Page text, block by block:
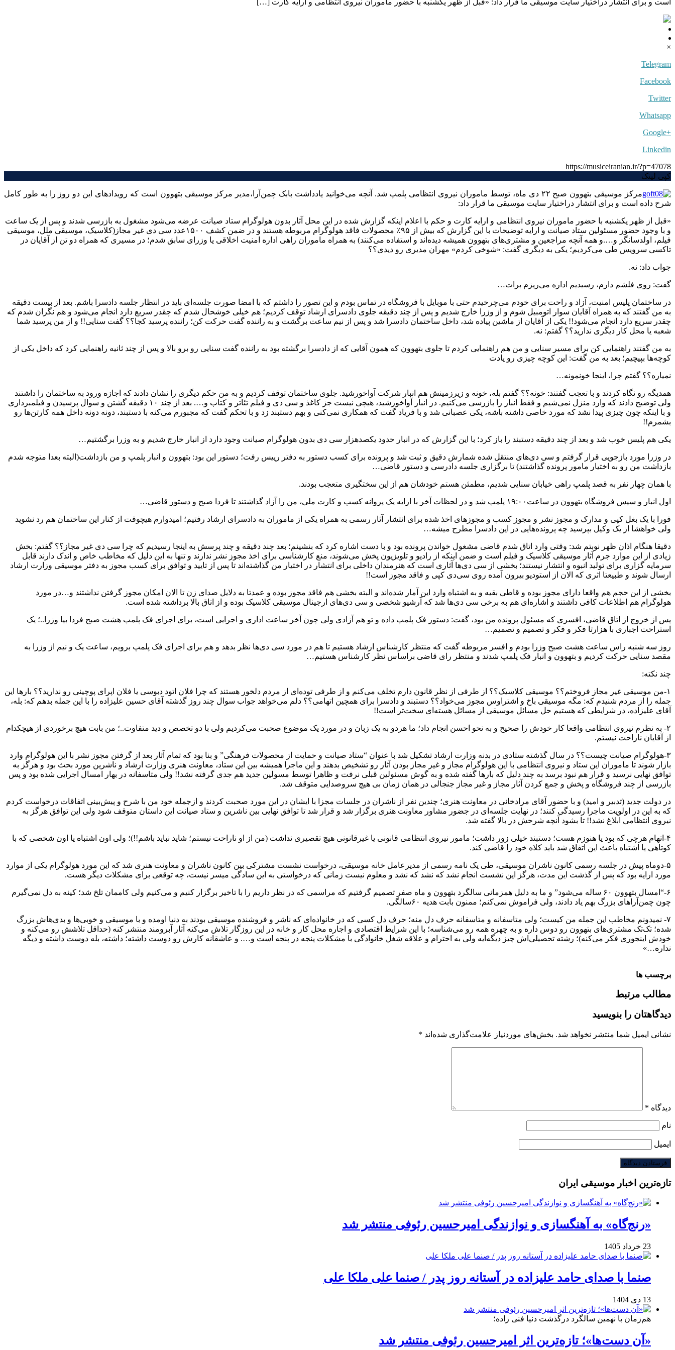
×
Telegram
Facebook
Twitter
Whatsapp
+Google
Linkedin
https://musiceiranian.ir/?p=47078
کپی لینک
مرکز موسیقی بتهوون صبح ۲۲ دی ماه، توسط ماموران نیروی انتظامی پلمپ شد. آنچه می‌خوانید یادداشت بابک چمن‌آرا،‌مدیر مرکز موسیقی بتهوون است که رویدادهای این دو روز را به طور کامل
شرح داده است و برای انتشار دراختیار سایت موسیقی ما قرار داد:
«قبل از ظهر یکشنبه با حضور ماموران نیروی انتظامی و ارایه کارت و حکم با اعلام اینکه گزارش شده در این محل آثار بدون هولوگرام ستاد صیانت عرضه می‌شود مشغول به بازرسی شدند و پس از یک ساعت
و با وجود حضور مسئولین ستاد صیانت و ارایه توضیحات با این گزارش که بیش از ۹۵٪ محصولات فاقد هولوگرام مربوطه هستند و در ضمن کشف ۱۵۰۰عدد سی دی غیر مجاز(کلاسیک، موسیقی ملل، موسیقی
فیلم، اولدسانگز و….و همه آنچه مراجعین و مشتری‌های بتهوون همیشه دیده‌اند و استفاده می‌کنند) به همراه ماموران راهی اداره امنیت اخلاقی یا وزرای سابق شدم؛ در مسیری که همراه دو تن از آقایان در
تاکسی سرویس طی می‌کردیم؛ یکی به دیگری گفت: «شوخی کردم» مهران مدیری رو دیدی؟؟
جواب داد: نه.
گفت: روی فلشم دارم، رسیدیم اداره می‌ریزم برات…
در ساختمان پلیس امنیت، آزاد و راحت برای خودم می‌چرخیدم حتی با موبایل با فروشگاه در تماس بودم و این تصور را داشتم که با امضا صورت جلسه‌ای باید در انتظار جلسه دادسرا باشم. بعد از بیست دقیقه
به من گفتند که به همراه آقایان سوار اتومبیل شوم و از وزرا خارج شدیم و پس از چند دقیقه جلوی دادسرای ارشاد توقف کردیم؛ هم خیلی خوشحال شدم که چقدر سریع دارد انجام می‌شود و هم نگران شدم که
چقدر سریع دارد انجام می‌شود!! یکی از آقایان از ماشین پیاده شد، داخل ساختمان دادسرا شد و پس از نیم ساعت برگشت و به راننده گفت حرکت کن؛ راننده پرسید کجا؟؟ گفت سنایی!! و از من پرسید شما
شعبه یا محل کار دیگری ندارید؟؟ گفتم: نه.
به من گفتند راهنمایی کن برای مسیر سنایی و من هم راهنمایی کردم تا جلوی بتهوون که همون آقایی که از دادسرا برگشته بود به راننده گفت سنایی رو برو بالا و پس از چند ثانیه راهنمایی کرد که داخل یکی از
کوچه‌ها بپیچیم؛ بعد به من گفت: این کوچه چیزی رو یادت
نمیاره؟؟ گفتم چرا، اینجا خونمونه…
همدیگه رو نگاه کردند و با تعجب گفتند: خونه؟؟ گفتم بله، خونه و زیرزمینش هم انبار شرکت آواخورشید. جلوی ساختمان توقف کردیم و به من حکم دیگری را نشان دادند که اجازه ورود به ساختمان را داشتند
ولی توضیح دادند که وارد منزل نمی‌شیم و فقط انبار را بازرسی می‌کنیم. در انبار آواخورشید، هیچی نیست جز کاغذ و سی دی و فیلم تئاتر و کتاب و…. بعد از چند ۱۰ دقیقه گشتن و سوال پرسیدن و فیلمبرداری
و با اینکه چون چیزی پیدا نشد که مورد خاصی داشته باشه، یکی عصبانی شد و با فریاد گفت که همکاری نمی‌کنی و بهم دستبند زد و با تحکم گفت که مجبورم می‌کنه با دستبند، دونه دونه داخل همه‌ کارتن‌ها رو
بشمرم!!
یکی هم پلیس خوب شد و بعد از چند دقیقه دستبند را باز کرد؛ با این گزارش که در انبار حدود یکصدهزار سی دی بدون هولوگرام صیانت وجود دارد از انبار خارج شدیم و به وزرا برگشتیم…
در وزرا مورد بازجویی قرار گرفتم و سی دی‌های منتقل شده شمارش دقیق و ثبت شد و پرونده برای کسب دستور به دفتر رییس رفت؛ دستور این بود: بتهوون و انبار پلمپ و من بازداشت(البته بعدا متوجه شدم
بازداشت من رو به اختیار مامور پرونده گذاشتند) تا برگزاری جلسه دادرسی و دستور قاضی…
با همان چهار نفر به قصد پلمپ راهی خیابان سنایی شدیم، مطمئن هستم خودشان هم از این سختگیری متعجب بودند.
اول انبار و سپس فروشگاه بتهوون در ساعت۱۹:۰۰ پلمپ شد و در لحظات آخر با ارایه یک پروانه کسب و کارت ملی، من را آزاد گذاشتند تا فردا صبح و دستور قاضی…
فورا با یک بغل کپی و مدارک و مجوز نشر و مجوز کسب و مجوزهای اخذ شده برای انتشار آثار رسمی به همراه یکی از ماموران به دادسرای ارشاد رفتیم؛ امیدوارم هیچوقت از کنار این ساختمان هم رد نشوید
ولی خواهشا از یک وکیل بپرسید چه پرونده‌هایی در این دادسرا مطرح میشه…
دقیقا هنگام اذان ظهر نوبتم شد: وقتی وارد اتاق شدم قاضی مشغول خواندن پرونده بود و با دست اشاره کرد که بنشینم؛ بعد چند دقیقه و چند پرسش به اینجا رسیدیم که چرا سی دی غیر مجاز؟؟ گفتم: بخش
زیادی از این موارد جرم آثار موسیقی کلاسیک و فیلم است و ضمن اینکه از رادیو و تلویزیون پخش می‌شوند، منع کارشناسی برای اخذ مجوز نشر ندارند و تنها به این دلیل که مخاطب خاص و اندک دارند قابل
سرمایه گزاری برای تولید انبوه و انتشار نیستند؛ بخشی از سی دی‌ها آثاری است که هنرمندان داخلی برای انتشار در اختیار من گذاشته‌اند تا پس از تایید و توافق برای کسب مجوز به دفتر موسیقی وزارت ارشاد
ارسال شوند و طبیعتا اثری که الان از استودیو بیرون آمده روی سی‌دی کپی و فاقد مجوز است!!
بخشی از این حجم هم واقعا دارای مجوز بوده و قاطی بقیه و به اشتباه وارد این آمار شده‌اند و البته بخشی هم فاقد مجوز بوده و عمدتا به دلایل صدای زن تا الان امکان مجوز گرفتن نداشتند و…در مورد
هولوگرام هم اطلاعات کافی داشتند و اشاره‌ای هم به برخی سی دی‌ها شد که آرشیو شخصی و سی دی‌های ارجینال موسیقی کلاسیک بوده و از اتاق بالا برداشته شده است.
پس از خروج از اتاق قاضی، افسری که مسئول پرونده من بود، گفت: دستور فک پلمپ داده و تو هم آزادی ولی چون آخر ساعت اداری و اجرایی است، برای اجرای فک پلمپ هشت صبح فردا بیا وزرا..؛ یک
استراحت اجباری با هزارتا فکر و فکر و تصمیم و تصمیم…
روز سه شنبه راس ساعت هشت صبح وزرا بودم و افسر مربوطه گفت که منتظر کارشناس ارشاد هستیم تا هم در مورد سی دی‌ها نظر بدهد و هم برای اجرای فک پلمپ برویم، ساعت یک و نیم از وزرا به
مقصد سنایی حرکت کردیم و بتهوون و انبار فک پلمپ شدند و منتظر رای قاضی براساس نظر کارشناس هستیم…
چند نکته:
۱-من موسیقی غیر مجاز فروختم؟؟ موسیقی کلاسیک؟؟ از طرفی از نظر قانون دارم تخلف می‌کنم و از طرفی توده‌ای از مردم دلخور هستند که چرا فلان اتود دبوسی یا فلان اپرای پوچینی رو ندارید؟؟ بارها این
جمله را از مردم شنیدم که: مگه موسیقی باخ و اشتراوس مجوز می‌خواد؟؟ دستبند و دادسرا برای همچین اتهامی؟؟ دلم می‌خواهد جواب سوال چند روز گذشته آقای حسین علیزاده را با این جمله بدهم که: بله،
آقای علیزاده، در شرایطی که هستیم حل مسائل موسیقی از مسائل هسته‌ای سخت‌تر است!!
۲- به نظرم نیروی انتظامی واقعا کار خودش را صحیح و به نحو احسن انجام داد؛ ما هردو به یک زبان و در مورد یک موضوع صحبت می‌کردیم ولی با دو تخصص و دید متفاوت..؛ من بابت هیچ برخوردی از هیچکدام
از آقایان ناراحت نیستم.
۳-هولوگرام صیانت چیست؟؟ در سال گذشته ستادی در بدنه وزارت ارشاد تشکیل شد با عنوان “ستاد صیانت و حمایت از محصولات فرهنگی” و بنا بود که تمام آثار بعد از گرفتن مجوز نشر با این هولوگرام وارد
بازار شوند تا ماموران این ستاد و نیروی انتظامی با این هولوگرام مجاز و غیر مجاز بودن آثار رو تشخیص بدهند و این ماجرا همیشه بین این ستاد، معاونت هنری وزارت ارشاد و ناشرین مورد بحث بود و هرگز به
توافق نهایی نرسید و قرار هم نبود برسد به چند دلیل که بارها گفته شده و به گوش مسئولین قبلی نرفت و ظاهرا توسط مسولین جدید هم جدی گرفته نشد!! ولی متاسفانه در بهار امسال اجرایی شده بود و پس
بازرسی از چند فروشگاه و پخش و جمع کردن آثار مجاز و غیر مجاز جنجالی در همان زمان بی هیچ سروصدایی متوقف شد.
در دولت جدید (تدبیر و امید) و با حضور آقای مرادخانی در معاونت هنری؛ چندین نفر از ناشران در جلسات مجزا با ایشان در این مورد صحبت کردند و ازجمله خود من با شرح و پیش‌بینی اتفاقات درخواست کردم
که به این در اولویت ماجرا رسیدگی کنند؛ در نهایت جلسه‌ای در جضور مشاور معاونت هنری برگزار شد و قرار شد تا توافق نهایی بین ناشرین و ستاد صیانت این داستان متوقف شود ولی این توافق هرگز به
نیروی انتظامی ابلاغ نشد!! تا بشود آنچه شرحش در بالا گفته شد.
۴-اتهام هرچی که بود یا هنوزم هست؛ دستبند خیلی زور داشت؛ مامور نیروی انتظامی قانونی یا غیرقانونی هیچ تقصیری نداشت (من از او ناراحت نیستم؛ شاید نباید باشم!!)؛ ولی اون اشتباه یا اون شخصی که با
کوتاهی یا اشتباه باعث این اتفاق شد باید کلاه خود را قاضی کند.
۵-دوماه پیش در جلسه رسمی کانون ناشران موسیقی، طی یک نامه رسمی از مدیرعامل خانه موسیقی، درخواست نشست مشترکی بین کانون ناشران و معاونت هنری شد که این مورد هولوگرام یکی از موارد
مورد ارایه بود که پس از گذشت این مدت، هرگز این نشست انجام نشد که نشد که نشد و معلوم نیست زمانی که درخواستی به این سادگی میسر نیست، چه توقعی برای مشکلات دیگر هست.
۶-“امسال بتهوون ۶۰ ساله می‌شود” و ما به دلیل همزمانی سالگرد بتهوون و ماه صفر تصمیم گرفتیم که مراسمی که در نظر داریم را با تاخیر برگزار کنیم و می‌کنیم ولی کاممان تلخ شد؛ کینه به دل نمی‌گیرم
چون چمن‌آراهای بزرگ بهم یاد دادند، ولی فراموش نمی‌کنم؛ ممنون بابت هدیه ۶۰سالگی.
۷- نمیدونم مخاطب این جمله من کیست؛ ولی متاسفانه و متاسفانه حرف دل منه؛ حرف دل کسی که در خانواده‌ای که ناشر و فروشنده موسیقی بودند به دنیا اومده و با موسیقی و خوبی‌ها و بدی‌هاش بزرگ
شده؛ تک‌تک مشتری‌های بتهوون رو دوس داره و به چهره همه رو می‌شناسه؛ با این شرایط اقتصادی و اجاره‌ محل کار و خانه در این روزگار تلاش می‌کنه آثار آبرومند منتشر کنه (حداقل تلاشش رو می‌کنه و
خودش اینجوری فکر می‌کنه)؛ رشته تحصیلی‌اش چیز دیگه‌ایه ولی به احترام و علاقه شغل خانوادگی با مشکلات پنجه در پنجه است و…. و عاشقانه کارش رو دوست داشته؛ داشته، بله دوست داشته و دیگه
نداره…»
برچسب ها
مطالب مرتبط
دیدگاهتان را بنویسید
نشانی ایمیل شما منتشر نخواهد شد. بخش‌های موردنیاز علامت‌گذاری شده‌اند *
دیدگاه *
نام
ایمیل
تازه‌ترین اخبار موسیقی ایران
«رنج‌گاه» به آهنگسازی و نوازندگی امیرحسین رئوفی منتشر شد
23 خرداد 1405
صنما با صدای حامد علیزاده در آستانه روز پدر / صنما علی ملکا علی
13 دی 1404
هم‌زمان با نهمین سالگرد درگذشت دنیا فنی زاده؛
«آن دست‌ها»؛ تازه‌ترین اثر امیرحسین رئوفی منتشر شد